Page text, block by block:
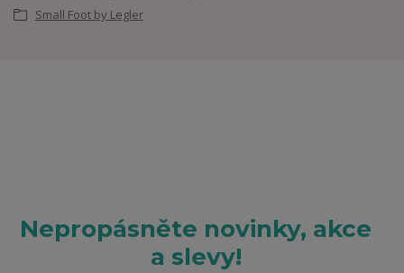
Small Foot by Legler
Nepropásněte novinky, akce
a slevy!